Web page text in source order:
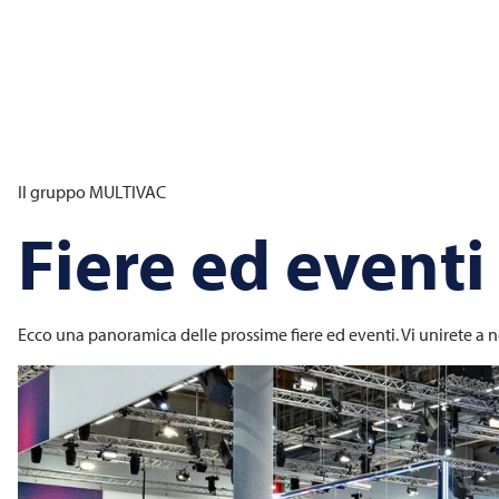
Il gruppo MULTIVAC
Fiere ed eventi
Ecco una panoramica delle prossime fiere ed eventi. Vi unirete a